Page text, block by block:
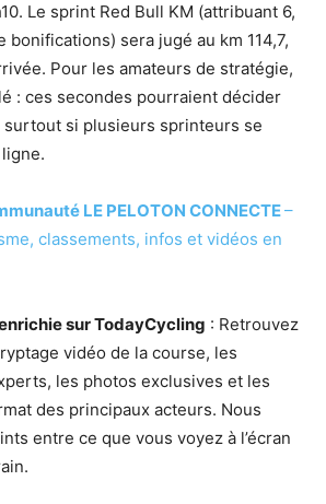
Le sprint Red Bull KM (attribuant 6,
bonifications) sera jugé au km 114,7,
Pour les amateurs de stratégie,
: ces secondes pourraient décider
surtout si plusieurs sprinteurs se
LE PELOTON CONNECTE–
classements, infos et vidéos en
sur TodayCycling : Retrouvez
vidéo de la course, les
les photos exclusives et les
des principaux acteurs. Nous
entre ce que vous voyez à l’écran